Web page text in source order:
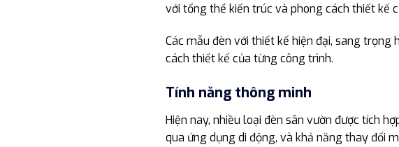
với tổng thể kiến trúc và phong cách thiết kế
Các mẫu đèn với thiết kế hiện đại, sang
cách thiết kế của từng công trình.
Tính năng thông minh
Hiện nay, nhiều loại đèn sân vườn được tích
qua ứng dụng di động, và khả năng thay đổi